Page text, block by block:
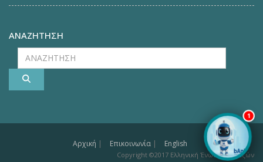
1
ΑΝΑΖΗΤΗΣΗ
ΑΝΑΖΗΤΗΣΗ
Αρχική | Επικοινωνία | English
Copyright ©2017 Ελληνική Ένωση Τραπεζών